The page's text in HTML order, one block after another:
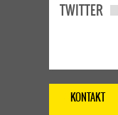
TWITTER
KONTAKT